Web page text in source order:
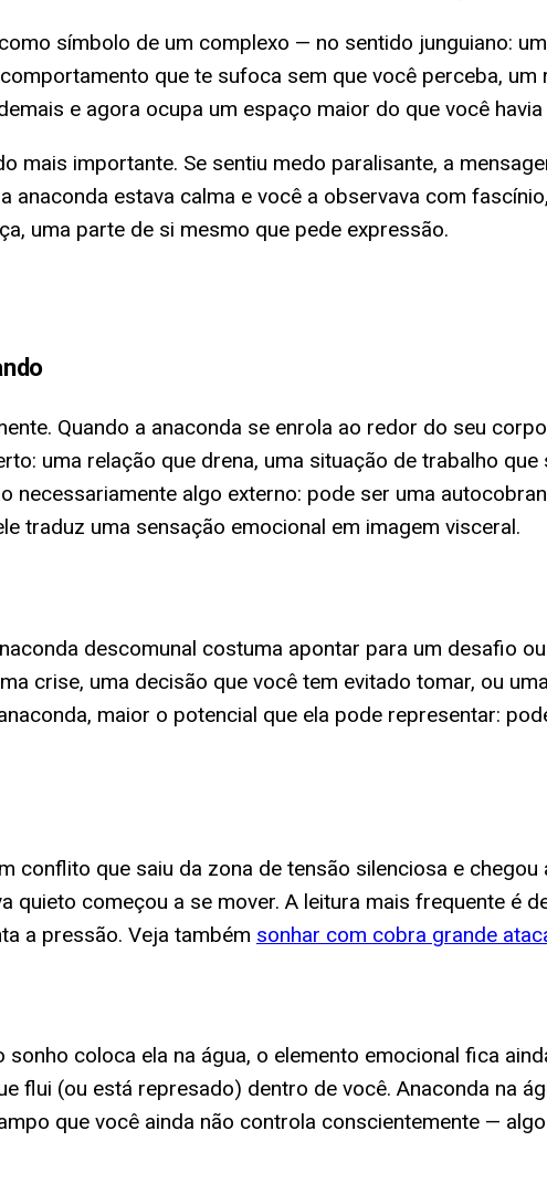
símbolo de um complexo — no sentido junguiano:
que te sufoca sem que você perceba, um
e agora ocupa um espaço maior do que você havia
mais importante. Se sentiu medo paralisante, a
anaconda estava calma e você a observava com
uma parte de si mesmo que pede expressão.
Quando a anaconda se enrola ao redor do seu
uma relação que drena, uma situação de trabalho
algo externo: pode ser uma
traduz uma sensação emocional em imagem visceral.
descomunal costuma apontar para um desafio
crise, uma decisão que você tem evitado tomar, ou
maior o potencial que ela pode representar:
conflito que saiu da zona de tensão silenciosa e
quieto começou a se mover. A leitura mais frequente é
a pressão. Veja também sonhar com cobra grande
coloca ela na água, o elemento emocional fica
flui (ou está represado) dentro de você. Anaconda na
que você ainda não controla conscientemente —